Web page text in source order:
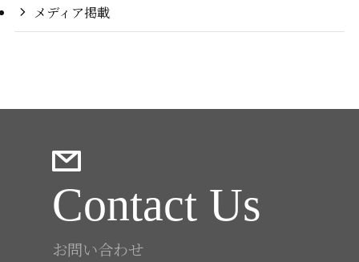
メディア掲載
Contact Us
お問い合わせ